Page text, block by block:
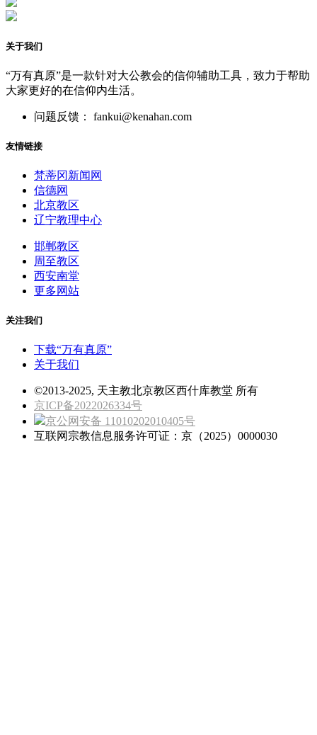
关于我们
“万有真原”是一款针对大公教会的信仰辅助工具，致力于帮助
大家更好的在信仰内生活。
问题反馈： fankui@kenahan.com
友情链接
梵蒂冈新闻网
信德网
北京教区
辽宁教理中心
邯郸教区
周至教区
西安南堂
更多网站
关注我们
下载“万有真原”
关于我们
©2013-2025, 天主教北京教区西什库教堂 所有
京ICP备2022026334号
京公网安备 11010202010405号
互联网宗教信息服务许可证：京（2025）0000030